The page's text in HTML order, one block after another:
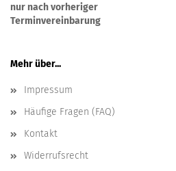
nur nach vorheriger
Terminvereinbarung
Mehr über...
Impressum
Häufige Fragen (FAQ)
Kontakt
Widerrufsrecht